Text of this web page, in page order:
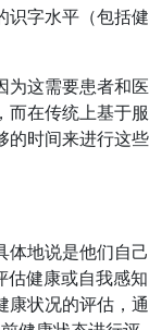
识字水平（包括健
为这需要患者和医
而在传统上基于服
的时间来进行这些
体地说是他们自己
估健康或自我感知
康状况的评估，通